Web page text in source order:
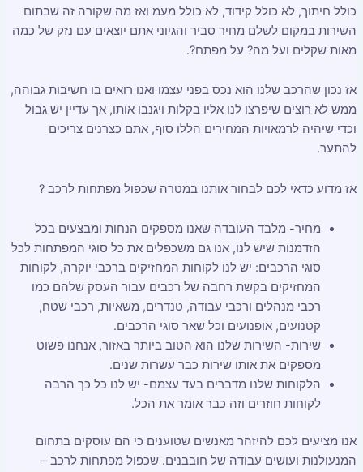
כולל חיתוך, לא כולל קידוד, לא כולל מעמ ואז מה שקורה זה שבתום
השירות במקום לשלם מחיר סביר והגיוני אתם יוצאים עם נזק של כמה
מאות שקלים ועל מה? על מפתח?.
אז נכון שהרכב שלנו הוא נכס בפני עצמו ואנו רואים בו חשיבות גבוהה,
ממש לא רוצים שיפרצו לנו אליו בקלות ויגנבו אותו, אך עדיין יש גבול
וכדי שיהיה לרמאויות המחירים הללו סוף, אתם כצרנים צריכים
להתער.
אז מדוע כדאי לכם לבחור אותנו במטרה שכפול מפתחות לרכב ?
מחיר- מלבד העובדה שאנו מספקים הנחות ומבצעים בכל
הזדמנות שיש לנו, אנו גם משכפלים את כל סוגי המפתחות לכל
סוגי הרכבים: יש לנו לקוחות המחזיקים ברכבי יוקרה, לקוחות
המחזיקים בקשת רחבה של רכבים עבור העסק שלהם כמו
רכבי מנהלים ורכבי עבודה, טנדרים, משאיות, רכבי שטח,
קטנועים, אופנועים וכל שאר סוגי הרכבים.
שירות- השירות שלנו הוא הטוב ביותר באזור, אנחנו פשוט
מספקים את אותו שירות כבר עשרות שנים.
הלקוחות שלנו מדברים בעד עצמם- יש לנו כל כך הרבה
לקוחות חוזרים וזה כבר אומר את הכל.
אנו מציעים לכם להיזהר מאנשים שטוענים כי הם עוסקים בתחום
המנעולנות ועושים עבודה של חובבנים. שכפול מפתחות לרכב –